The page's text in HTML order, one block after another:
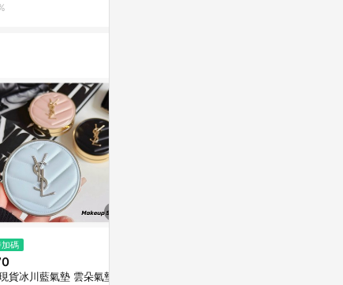
碼
貨冰川藍氣墊 雲朵氣墊 高